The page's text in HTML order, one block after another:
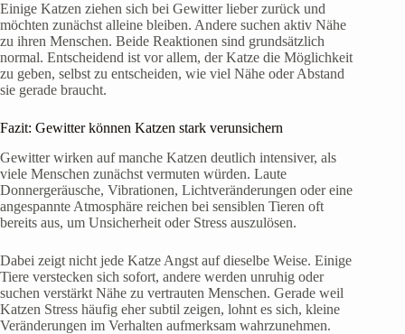
Einige Katzen ziehen sich bei Gewitter lieber zurück und
möchten zunächst alleine bleiben. Andere suchen aktiv Nähe
zu ihren Menschen. Beide Reaktionen sind grundsätzlich
normal. Entscheidend ist vor allem, der Katze die Möglichkeit
zu geben, selbst zu entscheiden, wie viel Nähe oder Abstand
sie gerade braucht.
Fazit: Gewitter können Katzen stark verunsichern
Gewitter wirken auf manche Katzen deutlich intensiver, als
viele Menschen zunächst vermuten würden. Laute
Donnergeräusche, Vibrationen, Lichtveränderungen oder eine
angespannte Atmosphäre reichen bei sensiblen Tieren oft
bereits aus, um Unsicherheit oder Stress auszulösen.
Dabei zeigt nicht jede Katze Angst auf dieselbe Weise. Einige
Tiere verstecken sich sofort, andere werden unruhig oder
suchen verstärkt Nähe zu vertrauten Menschen. Gerade weil
Katzen Stress häufig eher subtil zeigen, lohnt es sich, kleine
Veränderungen im Verhalten aufmerksam wahrzunehmen.